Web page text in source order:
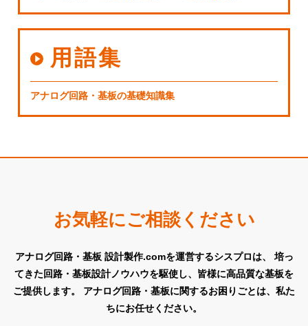
用語集
アナログ回路・基板の基礎知識集
お気軽にご相談ください
アナログ回路・基板 設計製作.comを運営するシスプロは、
培っ
てきた回路・基板設計ノウハウを駆使し、皆様に高品質な基板を
ご提供します。
アナログ回路・基板に関するお困りごとは、私た
ちにお任せください。